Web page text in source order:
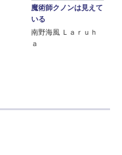
魔術師クノンは見えて
いる
南野海風 Ｌａｒｕｈ
ａ